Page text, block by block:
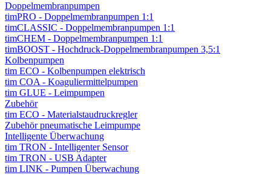
Doppelmembranpumpen
timPRO - Doppelmembranpumpen 1:1
timCLASSIC - Doppelmembranpumpen 1:1
timCHEM - Doppelmembranpumpen 1:1
timBOOST - Hochdruck-Doppelmembranpumpen 3,5:1
Kolbenpumpen
tim ECO - Kolbenpumpen elektrisch
tim COA - Koaguliermittelpumpen
tim GLUE - Leimpumpen
Zubehör
tim ECO - Materialstaudruckregler
Zubehör pneumatische Leimpumpe
Intelligente Überwachung
tim TRON - Intelligenter Sensor
tim TRON - USB Adapter
tim LINK - Pumpen Überwachung